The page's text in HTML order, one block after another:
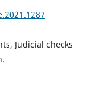
Judicial checks